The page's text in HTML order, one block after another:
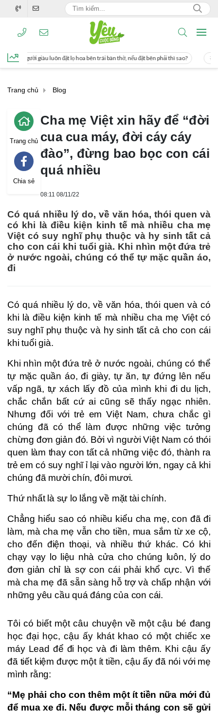
lọ hoa bên trái bàn thờ, nếu đặt bên phải thì sao? Cách uống nước mía
Trang chủ Blog
Trang chủ
Chia sẻ
Cha mẹ Việt xin hãy để “đời
cua cua máy, đời cáy cáy
đào”, đừng bao bọc con cái
quá nhiều
08:11 08/11/22
Có quá nhiều lý do, về văn hóa, thói quen và
có khi là điều kiện kinh tế mà nhiều cha mẹ
Việt có suy nghĩ phụ thuộc và hy sinh tất cả
cho con cái khi tuổi già. Khi nhìn một đứa trẻ
ở nước ngoài, chúng có thể tự mặc quần áo,
đi
Có quá nhiều lý do, về văn hóa, thói quen và có
khi là điều kiện kinh tế mà nhiều cha mẹ Việt có
suy nghĩ phụ thuộc và hy sinh tất cả cho con cái
khi tuổi già.
Khi nhìn một đứa trẻ ở nước ngoài, chúng có thể
tự mặc quần áo, đi giày, tự ăn, tự đứng lên nếu
vấp ngã, tự xách lấy đồ của mình khi đi du lịch,
chắc chắn bất cứ ai cũng sẽ thấy ngạc nhiên.
Nhưng đối với trẻ em Việt Nam, chưa chắc gì
chúng đã có thể làm được những việc tưởng
chừng đơn giản đó. Bởi vì người Việt Nam có thói
quen làm thay con tất cả những việc đó, thành ra
trẻ em có suy nghĩ ỉ lại vào người lớn, ngay cả khi
chúng đã mười chín, đôi mươi.
Thứ nhất là sự lo lắng về mặt tài chính.
Chẳng hiểu sao có nhiều kiểu cha mẹ, con đã đi
làm, mà cha mẹ vẫn cho tiền, mua sắm từ xe cộ,
cho đến điện thoại, và nhiều thứ khác. Có khi
chạy vạy lo liệu nhà cửa cho chúng luôn, lý do
đơn giản chỉ là sợ con cái phải khổ cực. Vì thế
mà cha mẹ đã sẵn sàng hỗ trợ và chấp nhận với
những yêu cầu quá đáng của con cái.
Tôi có biết một câu chuyện về một cậu bé đang
học đại học, cậu ấy khát khao có một chiếc xe
máy Lead để đi học và đi làm thêm. Khi cậu ấy
đã tiết kiệm được một ít tiền, cậu ấy đã nói với mẹ
mình rằng:
“Mẹ phải cho con thêm một ít tiền nữa mới đủ
để mua xe đi. Nếu được mỗi tháng con sẽ gửi